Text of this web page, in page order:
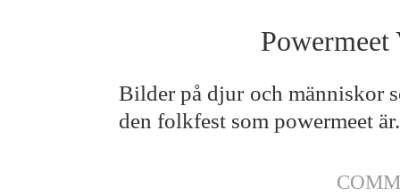
Powermeet
Bilder på djur och människor
den folkfest som powermeet är.